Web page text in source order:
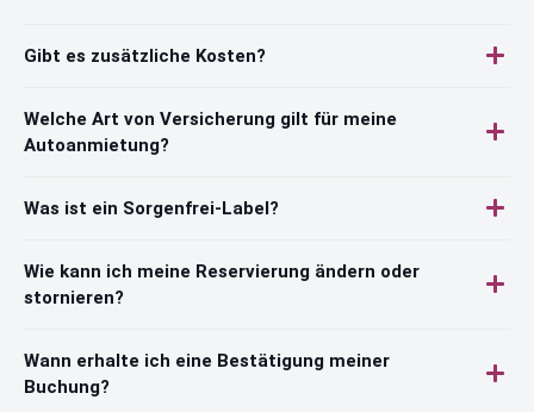
Gibt es zusätzliche Kosten?
Welche Art von Versicherung gilt für meine
Autoanmietung?
Was ist ein Sorgenfrei-Label?
Wie kann ich meine Reservierung ändern oder
stornieren?
Wann erhalte ich eine Bestätigung meiner
Buchung?